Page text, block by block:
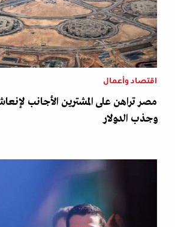
اقتصاد وأعمال
مصر تراهن على المشترين الأجانب
وجذب الدولار